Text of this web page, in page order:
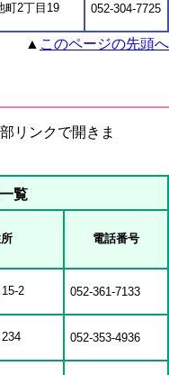
町2丁目19 052-304-7725
▲ このページの先頭へ
リンクで開きま
覧
電話番号
2 052-361-7133
052-353-4936